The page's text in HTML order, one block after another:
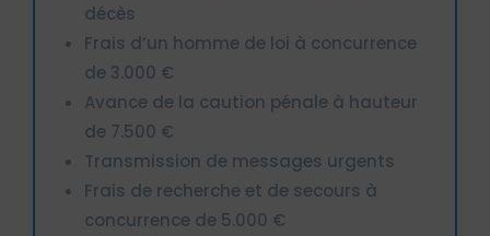
décès
Frais d’un homme de loi à concurrence
de 3.000 €
Avance de la caution pénale à hauteur
de 7.500 €
Transmission de messages urgents
Frais de recherche et de secours à
concurrence de 5.000 €